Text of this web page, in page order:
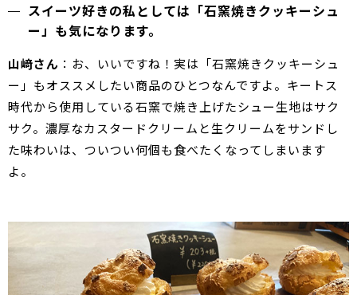
スイーツ好きの私としては「石窯焼きクッキーシュ
ー」も気になります。
山﨑さん ：お、いいですね！実は「石窯焼きクッキーシュ
ー」もオススメしたい商品のひとつなんですよ。キートス
時代から使用している石窯で焼き上げたシュー生地はサク
サク。濃厚なカスタードクリームと生クリームをサンドし
た味わいは、ついつい何個も食べたくなってしまいます
よ。